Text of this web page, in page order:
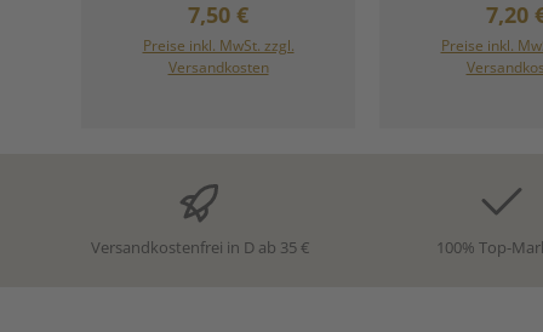
Frische sonnengereifter
Zitrusfrüchte und dem
eleganten Duft von
alle, die es aromatisch, aber
fein abgestimmt mögen. ✨
Zutaten (*aus kontrolliert
biologischem Anbau):🌱
Regulärer Preis:
7,50 €
Preise inkl. MwSt. zzgl.
Versandkosten
und China-
vereint sich
die tiefdunkle
edle Geschmack
zu einem Tee,
Tasse aufs Neue
7,20
Preise inkl.
Versandkostenfrei in D ab 35 € 100% Top-